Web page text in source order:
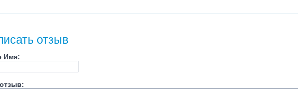
отзыв
Имя: